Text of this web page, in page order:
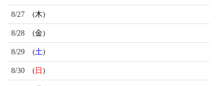
8/27 (木)
8/28 (金)
8/29 (土)
8/30 (日 )